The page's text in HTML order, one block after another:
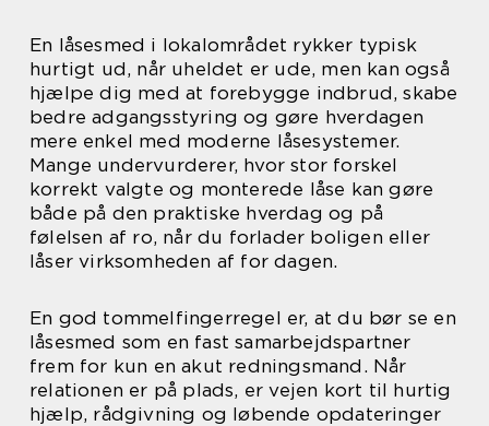
En låsesmed i lokalområdet rykker typisk
hurtigt ud, når uheldet er ude, men kan også
hjælpe dig med at forebygge indbrud, skabe
bedre adgangsstyring og gøre hverdagen
mere enkel med moderne låsesystemer.
Mange undervurderer, hvor stor forskel
korrekt valgte og monterede låse kan gøre
både på den praktiske hverdag og på
følelsen af ro, når du forlader boligen eller
låser virksomheden af for dagen.
En god tommelfingerregel er, at du bør se en
låsesmed som en fast samarbejdspartner
frem for kun en akut redningsmand. Når
relationen er på plads, er vejen kort til hurtig
hjælp, rådgivning og løbende opdateringer